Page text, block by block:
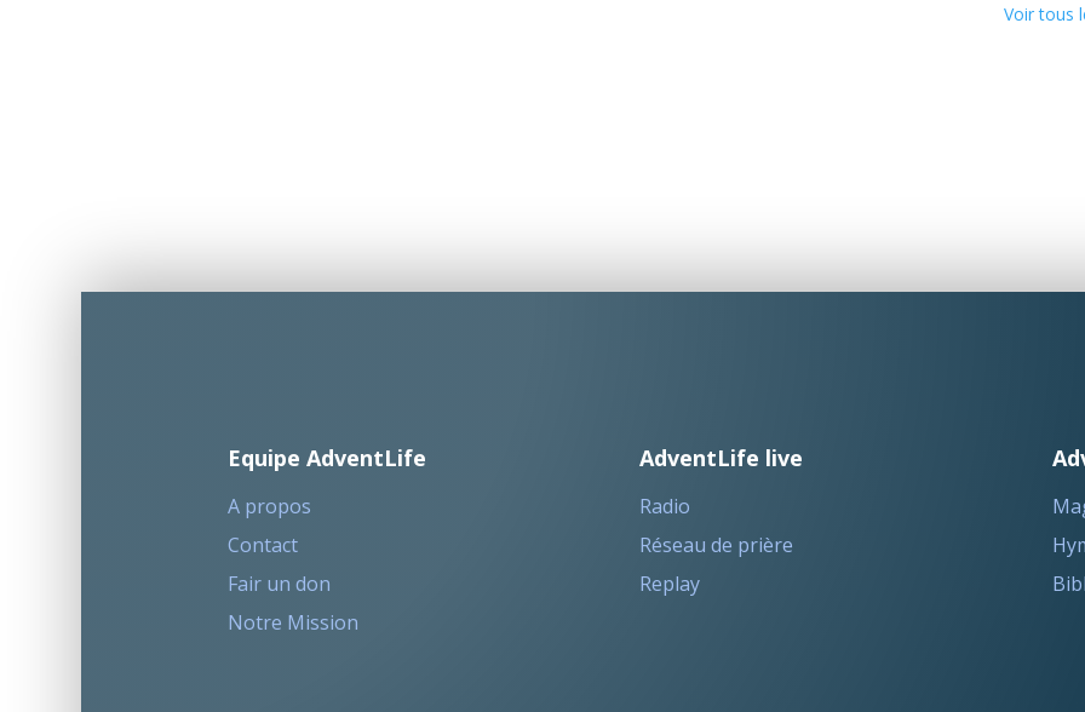
Voir tous
Equipe AdventLife
A propos
Contact
Fair un don
Notre Mission
AdventLife live
Radio
Réseau de prière
Replay